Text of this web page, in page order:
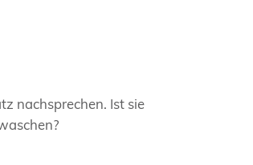
nachsprechen. Ist sie